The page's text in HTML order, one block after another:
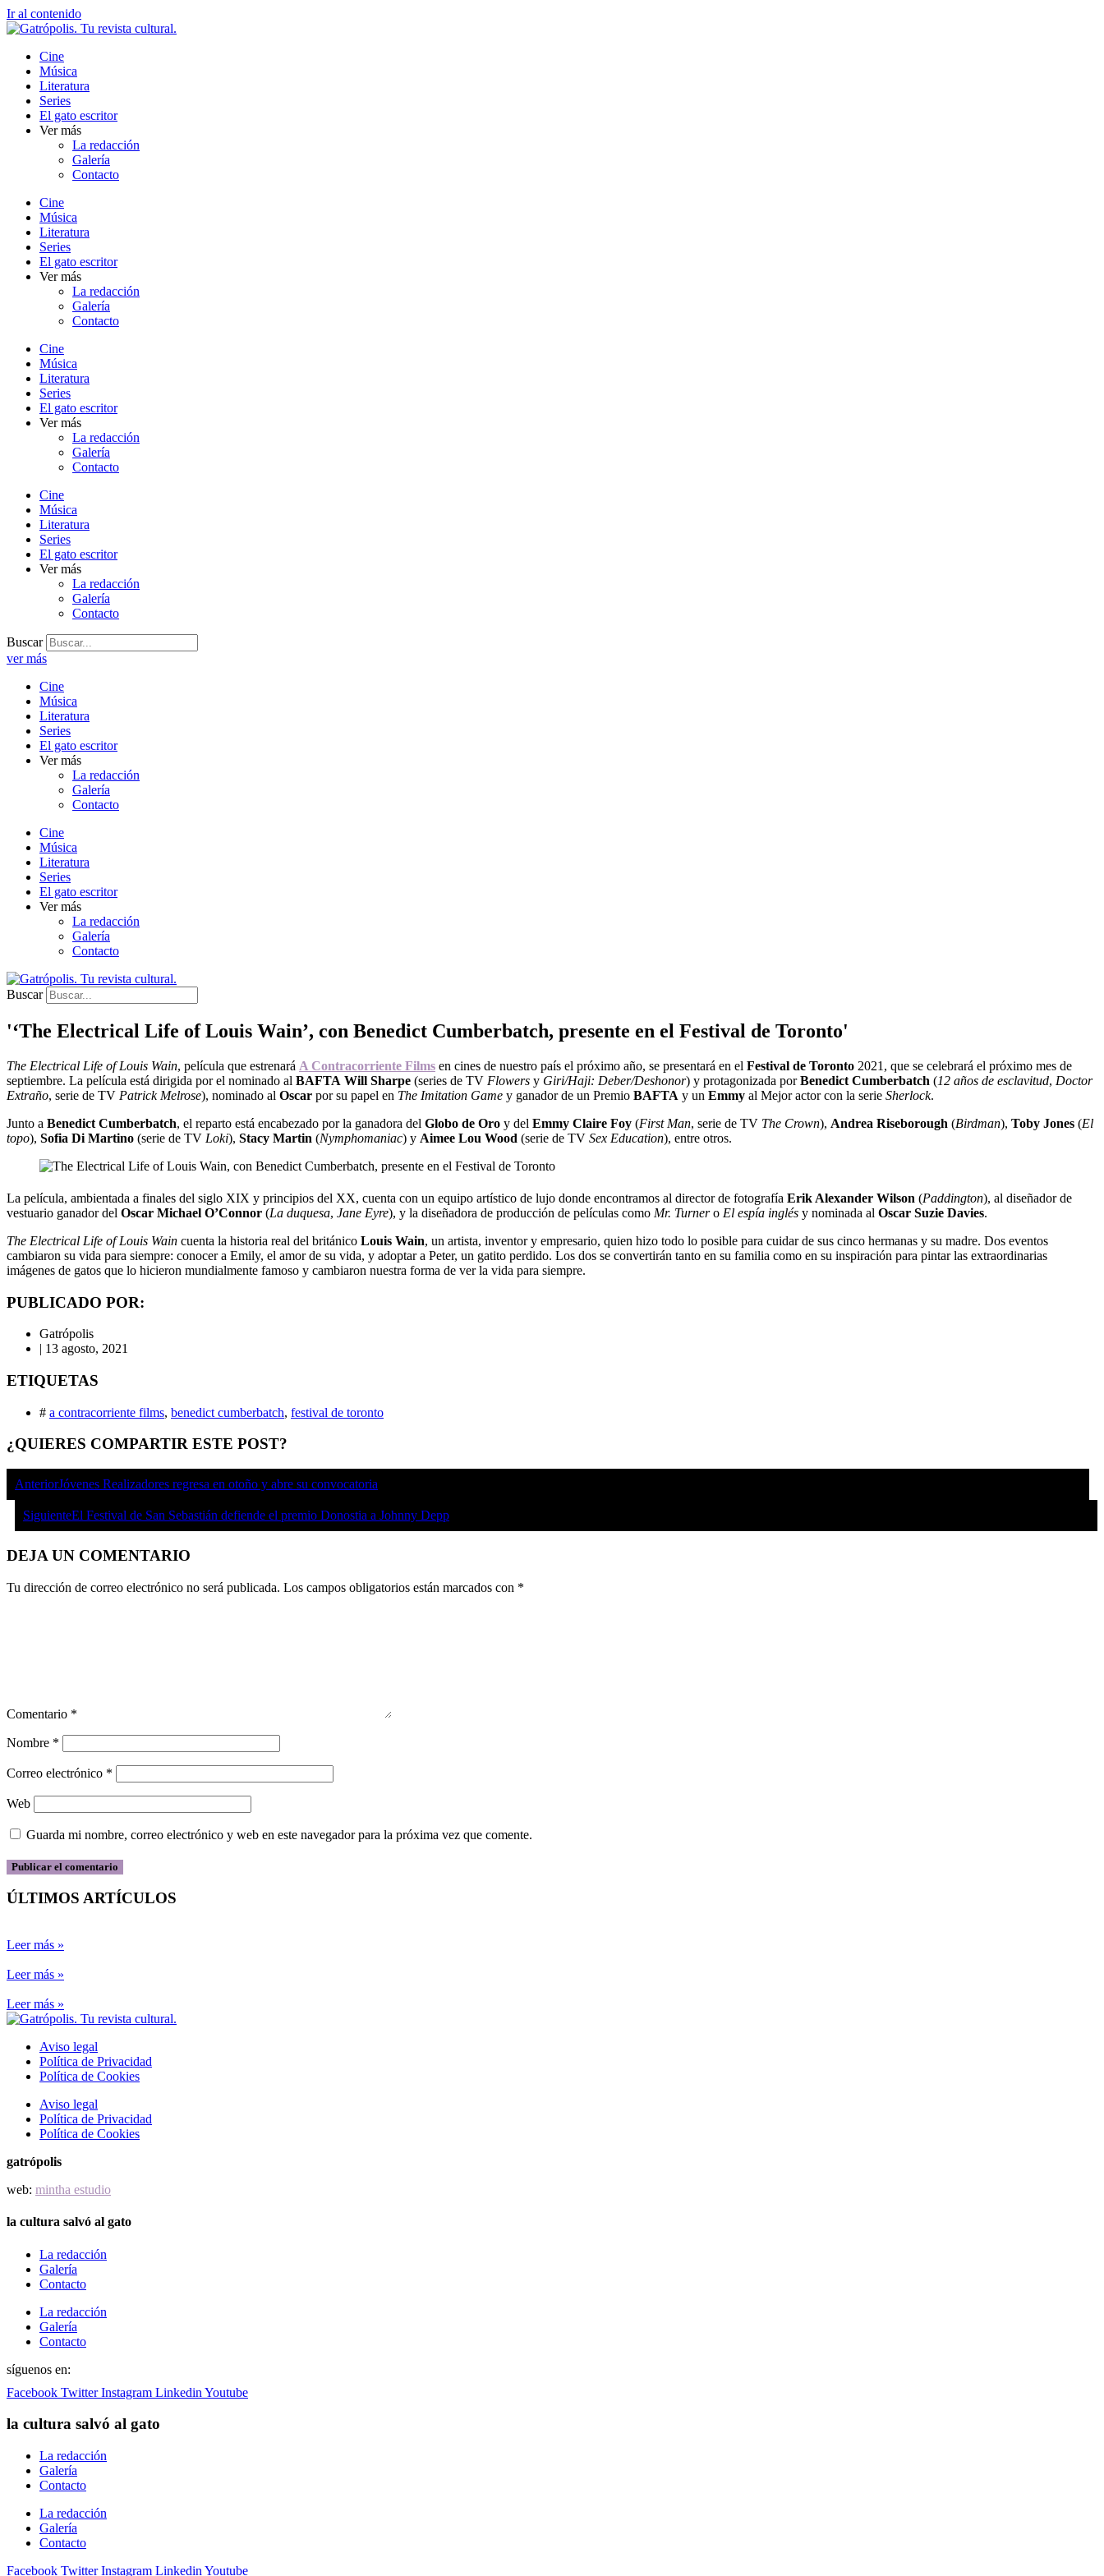
Ir al contenido
Cine
Música
Literatura
Series
El gato escritor
Ver más
La redacción
Galería
Contacto
Cine
Música
Literatura
Series
El gato escritor
Ver más
La redacción
Galería
Contacto
Cine
Música
Literatura
Series
El gato escritor
Ver más
La redacción
Galería
Contacto
Cine
Música
Literatura
Series
El gato escritor
Ver más
La redacción
Galería
Contacto
Buscar
ver más
Cine
Música
Literatura
Series
El gato escritor
Ver más
La redacción
Galería
Contacto
Cine
Música
Literatura
Series
El gato escritor
Ver más
La redacción
Galería
Contacto
Buscar
'‘The Electrical Life of Louis Wain’, con Benedict Cumberbatch, presente en el Festival de Toronto'
The Electrical Life of Louis Wain, película que estrenará A Contracorriente Films en cines de nuestro país el próximo año, se presentará en el Festival de Toronto 2021, que se celebrará el próximo mes de
septiembre. La película está dirigida por el nominado al BAFTA Will Sharpe (series de TV Flowers y Giri/Haji: Deber/Deshonor) y protagonizada porBenedict Cumberbatch (12 años de esclavitud, Doctor
Extraño, serie de TV Patrick Melrose), nominado al Oscar por su papel en The Imitation Game y ganador de un Premio BAFTA y un Emmy al Mejor actor con la serie Sherlock.
Junto a Benedict Cumberbatch, el reparto está encabezado por la ganadora del Globo de Oro y del Emmy Claire Foy (First Man, serie de TV The Crown), Andrea Riseborough (Birdman), Toby Jones (El
topo), Sofia Di Martino (serie de TV Loki), Stacy Martin (Nymphomaniac) y Aimee Lou Wood (serie de TV Sex Education), entre otros.
La película, ambientada a finales del siglo XIX y principios del XX, cuenta con un equipo artístico de lujo donde encontramos al director de fotografía Erik Alexander Wilson (Paddington), al diseñador de
vestuario ganador del Oscar Michael O’Connor (La duquesa, Jane Eyre), y la diseñadora de producción de películas como Mr. Turnero El espía inglés y nominada al Oscar Suzie Davies.
The Electrical Life of Louis Wain cuenta la historia real del británico Louis Wain, un artista, inventor y empresario, quien hizo todo lo posible para cuidar de sus cinco hermanas y su madre. Dos eventos
cambiaron su vida para siempre: conocer a Emily, el amor de su vida, y adoptar a Peter, un gatito perdido. Los dos se convertirán tanto en su familia como en su inspiración para pintar las extraordinarias
imágenes de gatos que lo hicieron mundialmente famoso y cambiaron nuestra forma de ver la vida para siempre.
PUBLICADO POR:
Gatrópolis
| 13 agosto, 2021
ETIQUETAS
# a contracorriente films, benedict cumberbatch, festival de toronto
¿QUIERES COMPARTIR ESTE POST?
AnteriorJóvenes Realizadores regresa en otoño y abre su convocatoria
SiguienteEl Festival de San Sebastián defiende el premio Donostia a Johnny Depp
DEJA UN COMENTARIO
Tu dirección de correo electrónico no será publicada. Los campos obligatorios están marcados con *
Comentario *
Nombre *
Correo electrónico *
Web
Guarda mi nombre, correo electrónico y web en este navegador para la próxima vez que comente.
ÚLTIMOS ARTÍCULOS
Leer más »
Leer más »
Leer más »
Aviso legal
Política de Privacidad
Política de Cookies
Aviso legal
Política de Privacidad
Política de Cookies
gatrópolis
web: mintha estudio
la cultura salvó al gato
La redacción
Galería
Contacto
La redacción
Galería
Contacto
síguenos en:
Facebook Twitter Instagram Linkedin Youtube
la cultura salvó al gato
La redacción
Galería
Contacto
La redacción
Galería
Contacto
Facebook Twitter Instagram Linkedin Youtube